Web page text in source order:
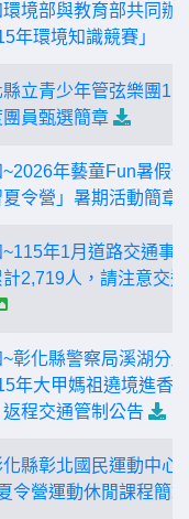
境部與教育部共同辦
年環境知識競賽」
立青少年管弦樂團
員甄選簡章
年藝童Fun暑假
令營」暑期活動簡章
年1月道路交通事
2,719人，請注意交
彰化縣警察局溪湖分
年大甲媽祖遶境進香
返程交通管制公告
化縣彰北國民運動中心
令營運動休閒課程簡章